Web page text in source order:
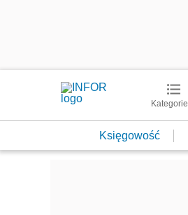
Kategorie
Księgowość